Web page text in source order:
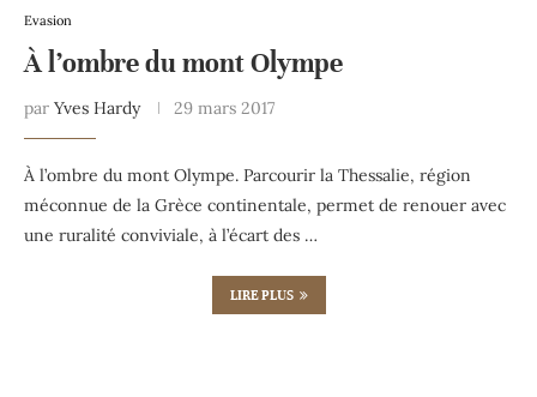
Evasion
À l’ombre du mont Olympe
par Yves Hardy 29 mars 2017
À l’ombre du mont Olympe. Parcourir la Thessalie, région
méconnue de la Grèce continentale, permet de renouer avec
une ruralité conviviale, à l’écart des …
LIRE PLUS